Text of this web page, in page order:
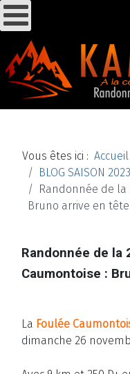
Vous êtes ici : Accueil
BLOG SAISON
Randonnée de la
Bruno arrive en tête
Randonnée de la
Caumontoise :
La Foulée
dimanche 26